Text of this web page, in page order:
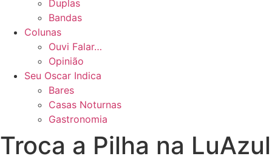
Duplas
Bandas
Colunas
Ouvi Falar…
Opinião
Seu Oscar Indica
Bares
Casas Noturnas
Gastronomia
Troca a Pilha na LuAzul